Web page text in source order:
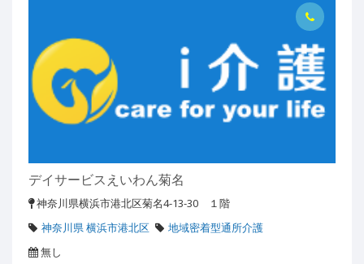
デイサービスえいわん菊名
神奈川県横浜市港北区菊名4-13-30 １階
神奈川県 横浜市港北区
地域密着型通所介護
無し